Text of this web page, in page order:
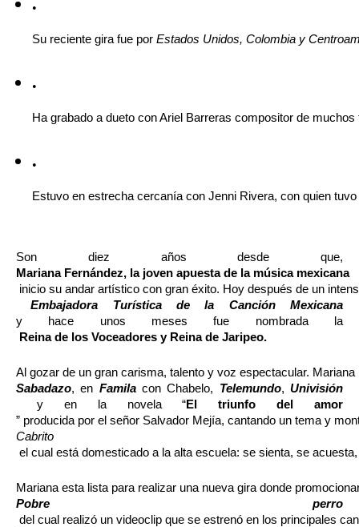
Su reciente gira fue por Estados Unidos, Colombia y
Ha grabado a dueto con Ariel Barreras compositor de
Estuvo en estrecha cercanía con Jenni Rivera, con quien
Son diez años desde que,
Mariana Fernández, la joven apuesta de la música mexicana
inicio su andar artístico con gran éxito. Hoy después de un
Embajadora Turística de la Canción Mexicana
y hace unos meses fue
nombrada la
Reina de los Voceadores y Reina de Jaripeo.
Al gozar de un gran carisma, talento y voz espectacular.
Sabadazo, en Famila con Chabelo, Telemundo, Univisión
y en la novela “El triunfo del amor
” producida por el señor Salvador Mejía, cantando un tema y
Cabrito
el cual está domesticado a la alta escuela: se sienta, se
Mariana esta lista para realizar una nueva gira donde
Pobre perro
del cual realizó un videoclip que se estrenó en los principales